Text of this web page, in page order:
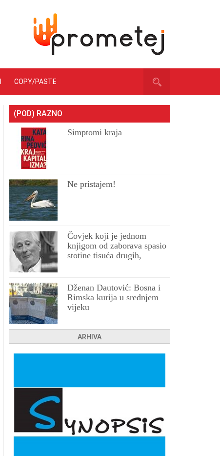
COPY/PASTE
(POD) RAZNO
Simptomi kraja
Ne pristajem!
Čovjek koji je jednom
knjigom od zaborava spasio
stotine tisuća drugih,
Dženan Dautović: Bosna i
Rimska kurija u srednjem
vijeku
ARHIVA